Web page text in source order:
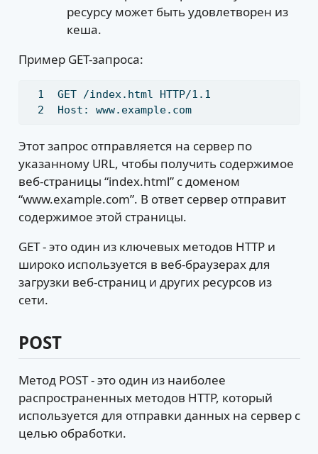
ресурсу может быть удовлетворен из
кеша.
Пример GET-запроса:
GET /index.html HTTP/1.1
Host:
www.example.com
Этот запрос отправляется на сервер по
указанному URL, чтобы получить содержимое
веб-страницы “index.html” с доменом
“www.example.com”. В ответ сервер отправит
содержимое этой страницы.
GET - это один из ключевых методов HTTP и
широко используется в веб-браузерах для
загрузки веб-страниц и других ресурсов из
сети.
POST
Метод POST - это один из наиболее
распространенных методов HTTP, который
используется для отправки данных на сервер с
целью обработки.